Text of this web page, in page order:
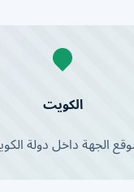
الكويت
داخل دولة الكويت